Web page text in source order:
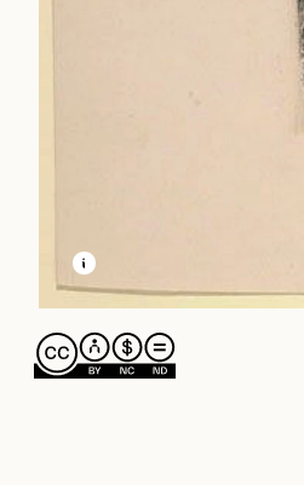
EN SAVOIR PLUS SUR
OUVRIR LA MODALE